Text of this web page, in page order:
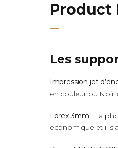
Product
Les
Impression jet
en couleur ou Noir
Forex 3mm : La
économique et il